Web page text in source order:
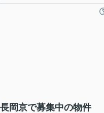
岡京で募集中の物件